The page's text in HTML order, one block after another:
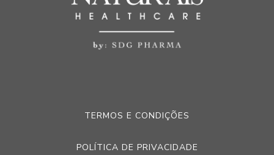
TERMOS E CONDIÇÕES
POLÍTICA DE PRIVACIDADE